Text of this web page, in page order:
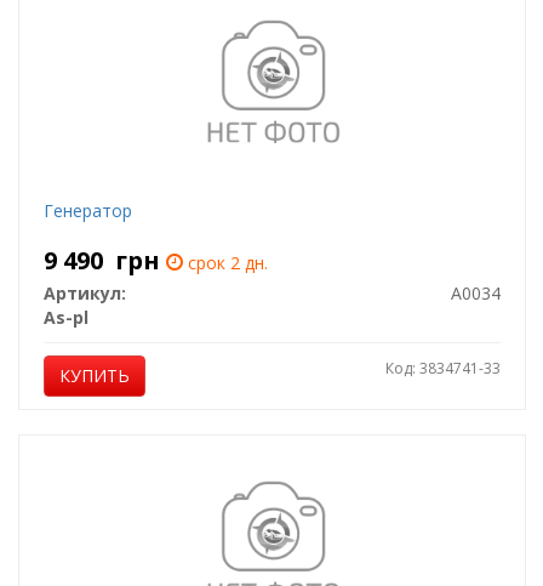
Генератор
9 490 грн
срок 2 дн.
Артикул:
A0034
As-pl
КУПИТЬ Код: 3834741-33